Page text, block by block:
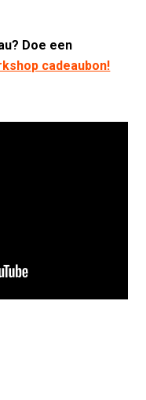
Doe een
cadeaubon!